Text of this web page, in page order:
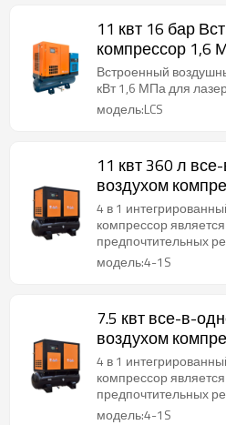
11 квт 16 бар
компрессор 1,6
резки
Встроенный
кВт 1,6 МПа для
модель:LCS
11 квт 360 л
воздухом
сушильником и
4 в 1
компрессор
предпочтительных
промышленных целей.
модель:4-1S
7.5 квт все-в-
воздухом
сушильником и
4 в 1
компрессор
предпочтительных
промышленных целей.
модель:4-1S